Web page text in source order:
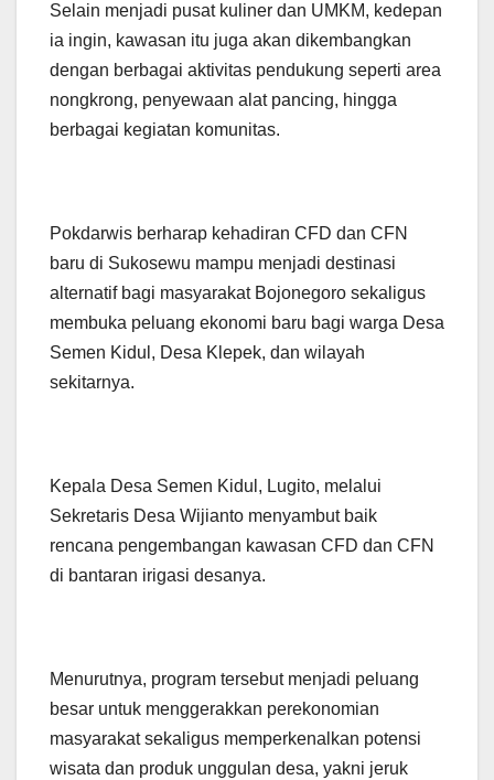
Selain menjadi pusat kuliner dan UMKM, kedepan
ia ingin, kawasan itu juga akan dikembangkan
dengan berbagai aktivitas pendukung seperti area
nongkrong, penyewaan alat pancing, hingga
berbagai kegiatan komunitas.
Pokdarwis berharap kehadiran CFD dan CFN
baru di Sukosewu mampu menjadi destinasi
alternatif bagi masyarakat Bojonegoro sekaligus
membuka peluang ekonomi baru bagi warga Desa
Semen Kidul, Desa Klepek, dan wilayah
sekitarnya.
Kepala Desa Semen Kidul, Lugito, melalui
Sekretaris Desa Wijianto menyambut baik
rencana pengembangan kawasan CFD dan CFN
di bantaran irigasi desanya.
Menurutnya, program tersebut menjadi peluang
besar untuk menggerakkan perekonomian
masyarakat sekaligus memperkenalkan potensi
wisata dan produk unggulan desa, yakni jeruk